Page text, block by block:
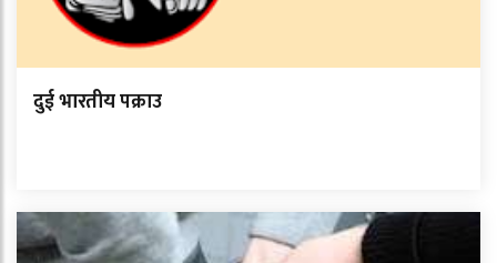
दुई भारतीय पक्राउ